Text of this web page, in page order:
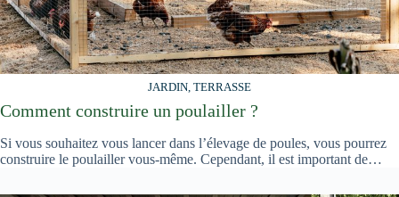
JARDIN, TERRASSE
Comment construire un poulailler ?
Si vous souhaitez vous lancer dans l’élevage de poules, vous pourrez
construire le poulailler vous-même. Cependant, il est important de…